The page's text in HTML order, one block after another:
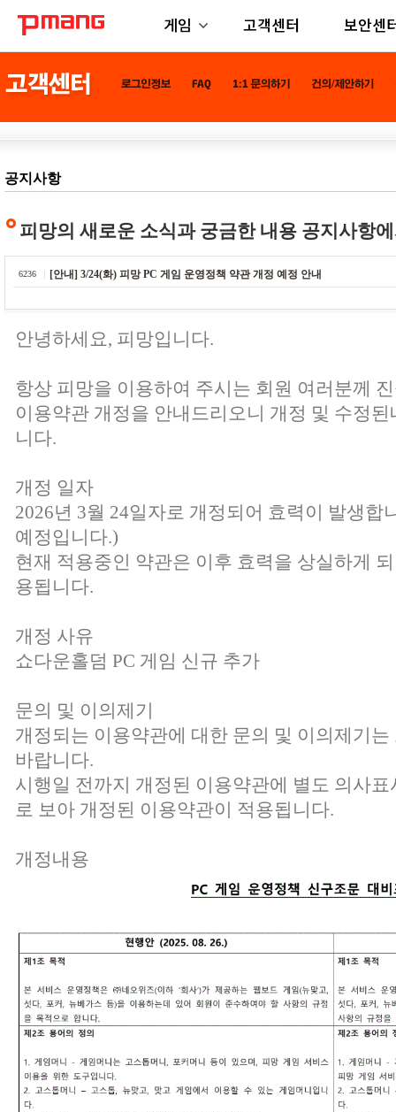
게임 고객센터 보안센
공지사항
피망의 새로운 소식과 궁금한 내용 공지사항
6236 [안내] 3/24(화) 피망 PC 게임 운영정책 약관 개정 예정 안내
안녕하세요, 피망입니다.
항상 피망을 이용하여 주시는 회원 여러분께
이용약관 개정을 안내드리오니 개정 및 수정
니다.
개정 일자
2026년 3월 24일자로 개정되어 효력이 발생합
예정입니다.)
현재 적용중인 약관은 이후 효력을 상실하게
용됩니다.
개정 사유
쇼다운홀덤 PC 게임 신규 추가
문의 및 이의제기
개정되는 이용약관에 대한 문의 및 이의제기
바랍니다.
시행일 전까지 개정된 이용약관에 별도 의사
로 보아 개정된 이용약관이 적용됩니다.
개정내용